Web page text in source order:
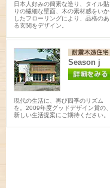
日本人好みの簡素な造り、タイル貼
りの繊細な壁面、木の素材感をいか
したフローリングにより、品格のあ
る玄関をデザイン。
Season j
現代の生活に、再び四季のリズム
を。2009年度グッドデザイン賞の、
新しい生活提案にご期待ください。